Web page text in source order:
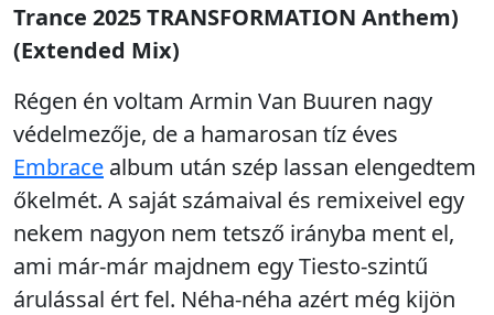
Trance 2025 TRANSFORMATION Anthem)
(Extended Mix)
Régen én voltam Armin Van Buuren nagy
védelmezője, de a hamarosan tíz éves
Embrace album után szép lassan elengedtem
őkelmét. A saját számaival és remixeivel egy
nekem nagyon nem tetsző irányba ment el,
ami már-már majdnem egy Tiesto-szintű
árulással ért fel. Néha-néha azért még kijön